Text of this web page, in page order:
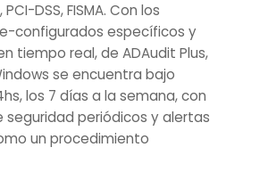
PCI-DSS, FISMA. Con los
configurados específicos y
tiempo real, de ADAudit Plus,
se encuentra bajo
los 7 días a la semana, con
seguridad periódicos y alertas
un procedimiento